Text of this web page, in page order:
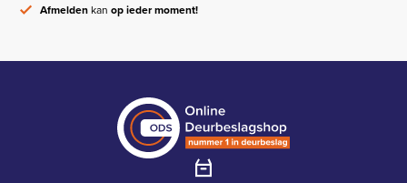
Afmeldenkanop ieder moment!